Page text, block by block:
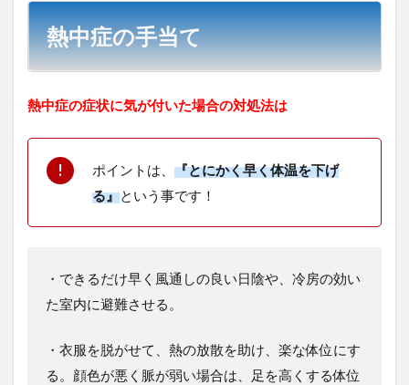
熱中症の手当て
熱中症の症状に気が付いた場合の対処法は
ポイントは、 『とにかく早く体温を下げ
る』という事です！
・できるだけ早く風通しの良い日陰や、冷房の効い
た室内に避難させる。
・衣服を脱がせて、熱の放散を助け、楽な体位にす
る。顔色が悪く脈が弱い場合は、足を高くする体位